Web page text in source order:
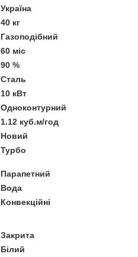
Україна
40 кг
Газоподібний
60 міс
90 %
Сталь
10 кВт
Одноконтурний
1.12 куб.м/год
Новий
Турбо
Парапетний
Вода
Конвекційні
Закрита
Білий